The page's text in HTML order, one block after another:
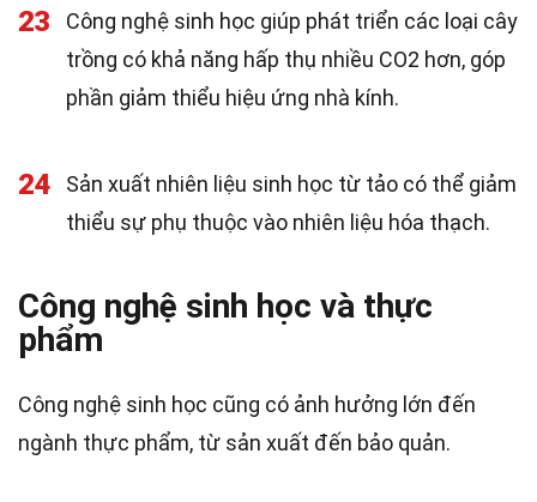
23
Công nghệ sinh học giúp phát triển các loại cây
trồng có khả năng hấp thụ nhiều CO2 hơn, góp
phần giảm thiểu hiệu ứng nhà kính.
24
Sản xuất nhiên liệu sinh học từ tảo có thể giảm
thiểu sự phụ thuộc vào nhiên liệu hóa thạch.
Công nghệ sinh học và thực
phẩm
Công nghệ sinh học cũng có ảnh hưởng lớn đến
ngành thực phẩm, từ sản xuất đến bảo quản.